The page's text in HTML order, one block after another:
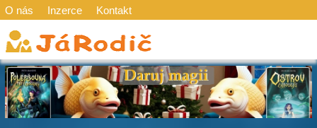
O nás Inzerce Kontakt